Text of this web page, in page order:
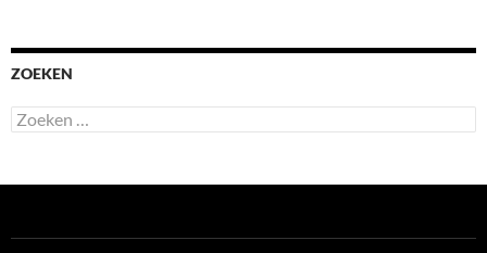
ZOEKEN
Zoeken
naar: